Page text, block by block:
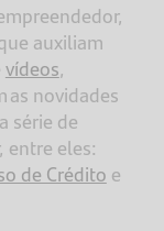
auxiliam
vídeos,
as novidades
série de
entre eles:
de Crédito e